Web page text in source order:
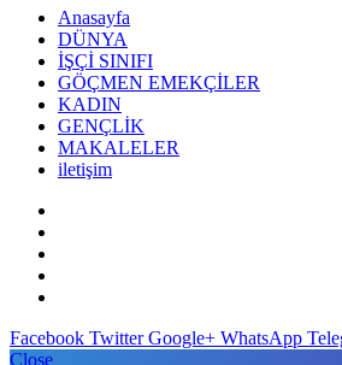
Anasayfa
DÜNYA
İŞÇİ SINIFI
GÖÇMEN EMEKÇİLER
KADIN
GENÇLİK
MAKALELER
iletişim
Facebook Twitter Google+ WhatsApp
Close